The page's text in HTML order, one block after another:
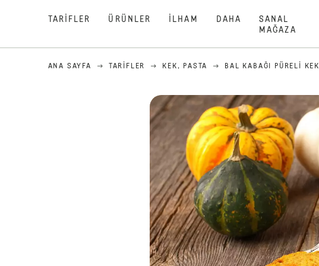
TARIFLER ÜRÜNLER İLHAM DAHA
SANAL
MAĞAZA
ANA SAYFA TARIFLER KEK, PASTA BAL KABAĞI PÜRELI KEK